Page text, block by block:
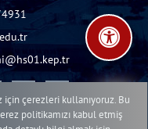
çerezleri kullanıyoruz. Bu
politikamızı kabul etmiş